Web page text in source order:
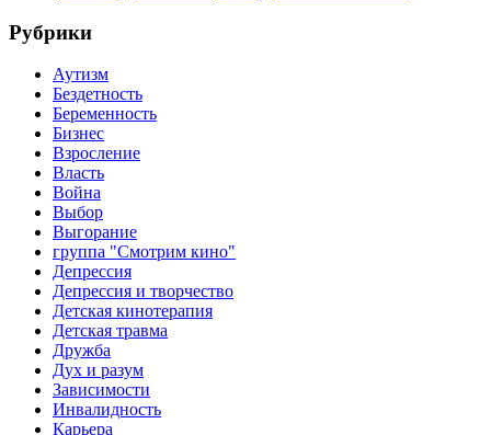
Рубрики
Аутизм
Бездетность
Беременность
Бизнес
Взросление
Власть
Война
Выбор
Выгорание
группа "Смотрим кино"
Депрессия
Депрессия и творчество
Детская кинотерапия
Детская травма
Дружба
Дух и разум
Зависимости
Инвалидность
Карьера